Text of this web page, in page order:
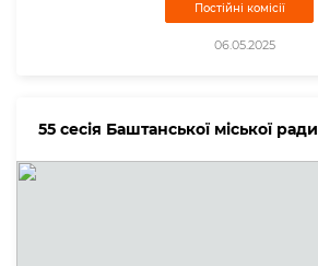
Постійні комісії
06.05.2025
55 сесія Баштанської міської ради